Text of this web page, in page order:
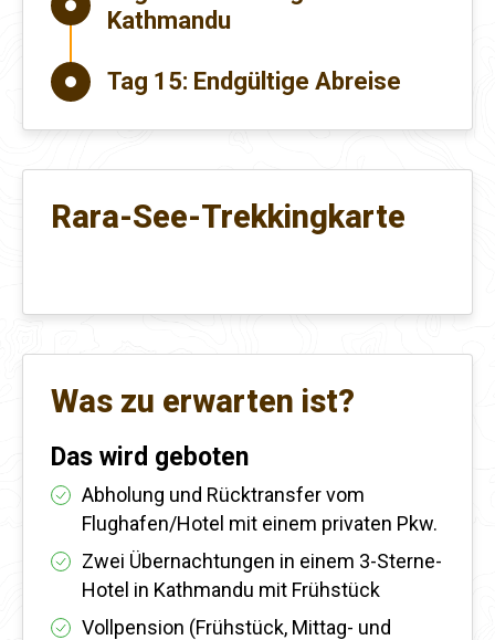
Kathmandu
Tag 15: Endgültige Abreise
Rara-See-Trekkingkarte
Was zu erwarten ist?
Das wird geboten
Abholung und Rücktransfer vom
Flughafen/Hotel mit einem privaten Pkw.
Zwei Übernachtungen in einem 3-Sterne-
Hotel in Kathmandu mit Frühstück
Vollpension (Frühstück, Mittag- und